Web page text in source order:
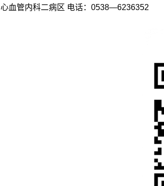
心血管内科二病区 电话：0538—6236352